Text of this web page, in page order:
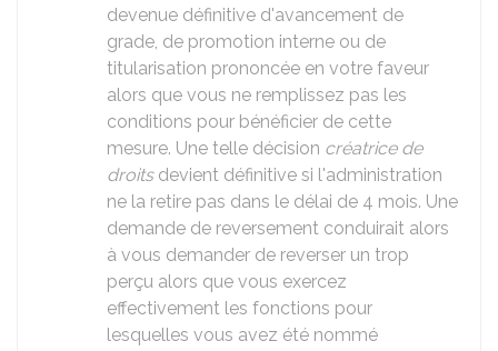
devenue définitive d'avancement de
grade, de promotion interne ou de
titularisation prononcée en votre faveur
alors que vous ne remplissez pas les
conditions pour bénéficier de cette
mesure. Une telle décision créatrice de
droitsdevient définitive si l'administration
ne la retire pas dans le délai de 4 mois. Une
demande de reversement conduirait alors
à vous demander de reverser un trop
perçu alors que vous exercez
effectivement les fonctions pour
lesquelles vous avez été nommé